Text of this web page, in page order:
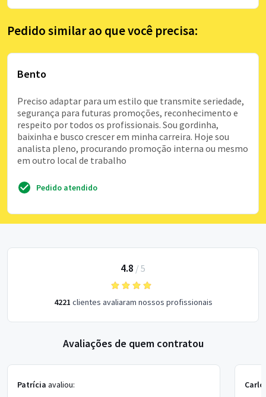
Pedido similar ao que você precisa:
Bento
Preciso adaptar para um estilo que transmite seriedade,
segurança para futuras promoções, reconhecimento e
respeito por todos os profissionais. Sou gordinha,
baixinha e busco crescer em minha carreira. Hoje sou
analista pleno, procurando promoção interna ou mesmo
em outro local de trabalho
Pedido atendido
4.8 / 5
4221 clientes avaliaram nossos profissionais
Avaliações de quem contratou
Patrícia avaliou: